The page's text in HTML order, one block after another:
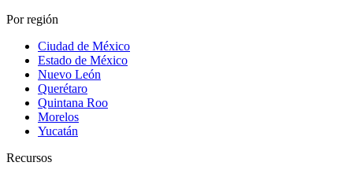
Por región
Ciudad de México
Estado de México
Nuevo León
Querétaro
Quintana Roo
Morelos
Yucatán
Recursos